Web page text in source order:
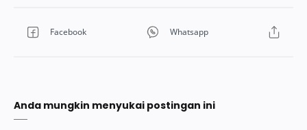
Anda mungkin menyukai postingan ini